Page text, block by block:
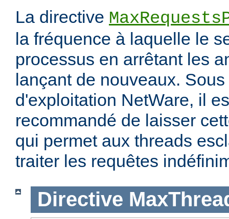
La directive
la fréquence à laquelle le
processus en arrêtant les
lançant de nouveaux.
d'exploitation NetWare, il
recommandé de laisser
qui permet aux threads
traiter les requêtes
Directive